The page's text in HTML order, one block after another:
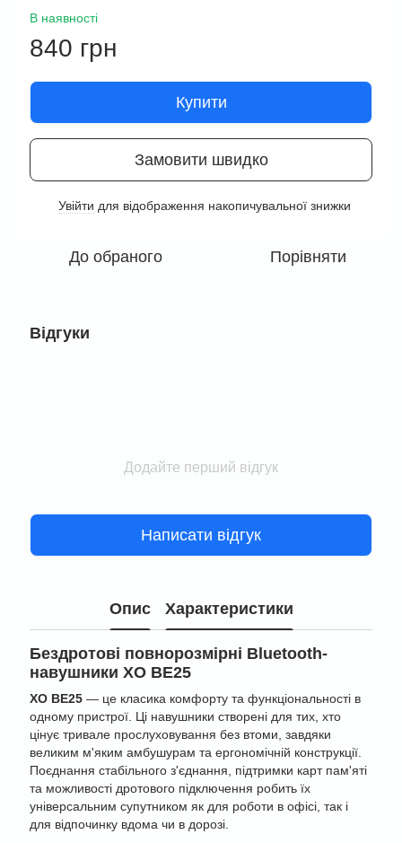
В наявності
840 грн
Купити
Замовити швидко
Увійти для відображення накопичувальної знижки
До обраного Порівняти
Відгуки
Додайте перший відгук
Написати відгук
Опис Характеристики
Бездротові повнорозмірні Bluetooth-
навушники XO BE25
XO BE25 — це класика комфорту та функціональності в
одному пристрої. Ці навушники створені для тих, хто
цінує тривале прослуховування без втоми, завдяки
великим м'яким амбушурам та ергономічній конструкції.
Поєднання стабільного з'єднання, підтримки карт пам'яті
та можливості дротового підключення робить їх
універсальним супутником як для роботи в офісі, так і
для відпочинку вдома чи в дорозі.